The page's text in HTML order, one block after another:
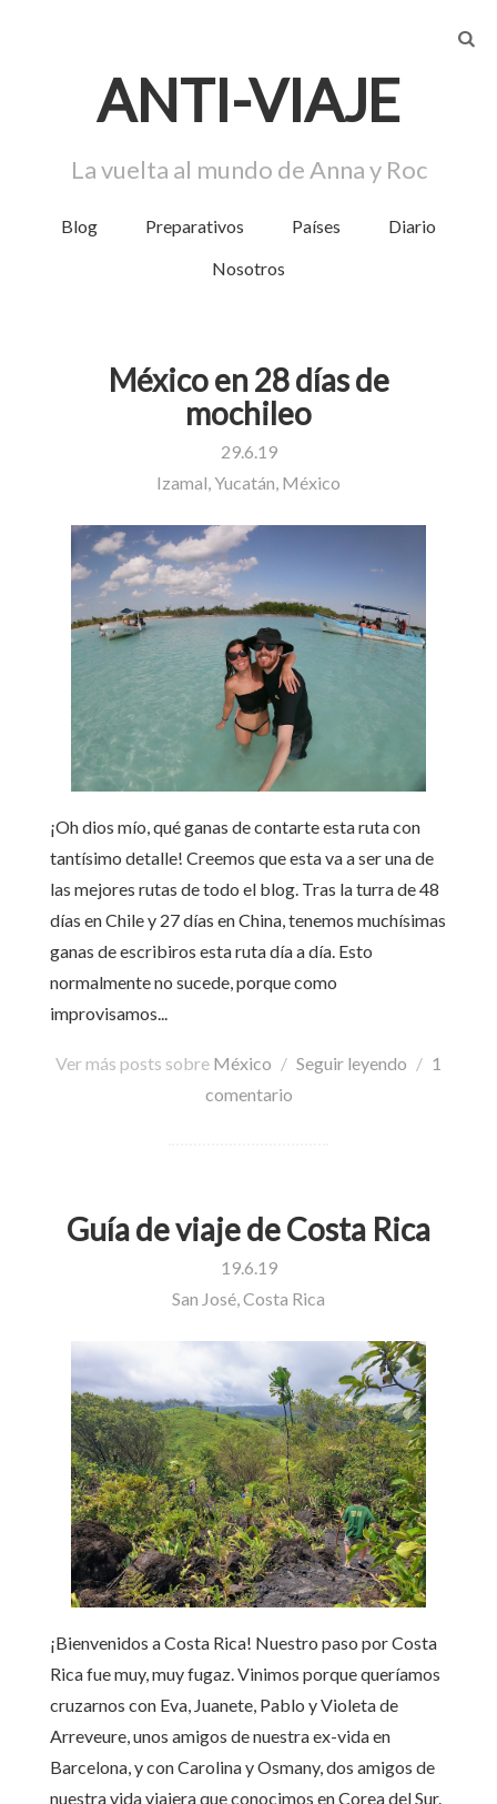
ANTI-VIAJE
La vuelta al mundo de Anna y Roc
Blog Preparativos Países
Diario
Nosotros
México en 28 días de
mochileo
29.6.19
Izamal, Yucatán, México
¡Oh dios mío, qué ganas de contarte esta ruta con
tantísimo detalle! Creemos que esta va a ser una de
las mejores rutas de todo el blog. Tras la turra de 48
días en Chile y 27 días en China, tenemos muchísimas
ganas de escribiros esta ruta día a día. Esto
normalmente no sucede, porque como
improvisamos...
Ver más posts sobre México / Seguir leyendo / 1
comentario
Guía de viaje de Costa Rica
19.6.19
San José, Costa Rica
¡Bienvenidos a Costa Rica! Nuestro paso por Costa
Rica fue muy, muy fugaz. Vinimos porque queríamos
cruzarnos con Eva, Juanete, Pablo y Violeta de
Arreveure, unos amigos de nuestra ex-vida en
Barcelona, y con Carolina y Osmany, dos amigos de
nuestra vida viajera que conocimos en Corea del Sur.